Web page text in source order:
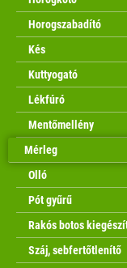
Horogszabadító
Kés
Kuttyogató
Lékfúró
Mentőmellény
Mérleg
Olló
Pót gyűrű
Rakós botos
Száj, sebfertőtlenítő